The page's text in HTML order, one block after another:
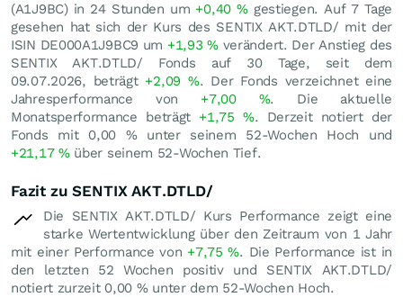
(A1J9BC) in 24 Stunden um +0,40%gestiegen. Auf 7 Tage
gesehen hat sich der Kurs des SENTIX AKT.DTLD/ mit der
ISIN DE000A1J9BC9 um +1,93%verändert. Der Anstieg des
SENTIX AKT.DTLD/ Fonds auf 30 Tage, seit dem
09.07.2026, beträgt +2,09 %. Der Fonds verzeichnet eine
Jahresperformance von +7,00 %. Die aktuelle
Monatsperformance beträgt +1,75 %. Derzeit notiert der
Fonds mit 0,00 %unter seinem 52-Wochen Hoch und
+21,17 %über seinem 52-Wochen Tief.
Fazit zu SENTIX AKT.DTLD/
Die SENTIX AKT.DTLD/ Kurs Performance zeigt eine
starke Wertentwicklung über den Zeitraum von 1 Jahr
mit einer Performance von +7,75%. Die Performance ist in
den letzten 52 Wochen positiv und SENTIX AKT.DTLD/
notiert zurzeit 0,00 %unter dem 52-Wochen Hoch.